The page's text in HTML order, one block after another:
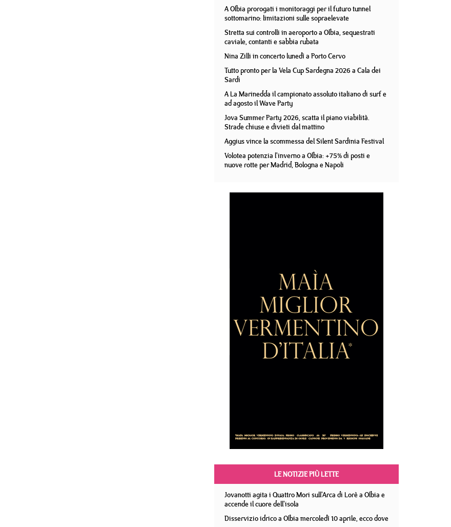
A Olbia prorogati i monitoraggi per il futuro tunnel
sottomarino: limitazioni sulle sopraelevate
Stretta sui controlli in aeroporto a Olbia, sequestrati
caviale, contanti e sabbia rubata
Nina Zilli in concerto lunedì a Porto Cervo
Tutto pronto per la Vela Cup Sardegna 2026 a Cala dei
Sardi
A La Marinedda il campionato assoluto italiano di surf e
ad agosto il Wave Party
Jova Summer Party 2026, scatta il piano viabilità.
Strade chiuse e divieti dal mattino
Aggius vince la scommessa del Silent Sardinia Festival
Volotea potenzia l'inverno a Olbia: +75% di posti e
nuove rotte per Madrid, Bologna e Napoli
LE NOTIZIE PIÙ LETTE
Jovanotti agita i Quattro Mori sull'Arca di Lorè a Olbia e
accende il cuore dell'isola
Disservizio idrico a Olbia mercoledì 10 aprile, ecco dove